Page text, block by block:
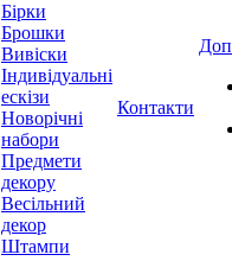
Бірки
Брошки
Вивіски
Індивідуальні
ескізи
Новорічні
набори
Предмети
декору
Весільний
декор
Штампи
Контакти